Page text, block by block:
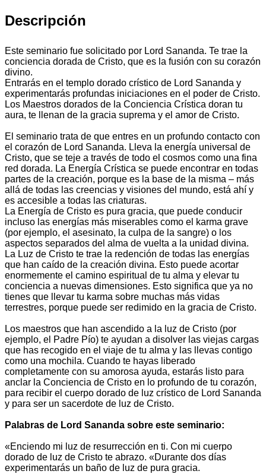
Descripción
Este seminario fue solicitado por Lord Sananda. Te trae la
conciencia dorada de Cristo, que es la fusión con su corazón
divino.
Entrarás en el templo dorado crístico de Lord Sananda y
experimentarás profundas iniciaciones en el poder de Cristo.
Los Maestros dorados de la Conciencia Crística doran tu
aura, te llenan de la gracia suprema y el amor de Cristo.
El seminario trata de que entres en un profundo contacto con
el corazón de Lord Sananda. Lleva la energía universal de
Cristo, que se teje a través de todo el cosmos como una fina
red dorada. La Energía Crística se puede encontrar en todas
partes de la creación, porque es la base de la misma – más
allá de todas las creencias y visiones del mundo, está ahí y
es accesible a todas las criaturas.
La Energía de Cristo es pura gracia, que puede conducir
incluso las energías más miserables como el karma grave
(por ejemplo, el asesinato, la culpa de la sangre) o los
aspectos separados del alma de vuelta a la unidad divina.
La Luz de Cristo te trae la redención de todas las energías
que han caído de la creación divina. Esto puede acortar
enormemente el camino espiritual de tu alma y elevar tu
conciencia a nuevas dimensiones. Esto significa que ya no
tienes que llevar tu karma sobre muchas más vidas
terrestres, porque puede ser redimido en la gracia de Cristo.
Los maestros que han ascendido a la luz de Cristo (por
ejemplo, el Padre Pío) te ayudan a disolver las viejas cargas
que has recogido en el viaje de tu alma y las llevas contigo
como una mochila. Cuando te hayas liberado
completamente con su amorosa ayuda, estarás listo para
anclar la Conciencia de Cristo en lo profundo de tu corazón,
para recibir el cuerpo dorado de luz crístico de Lord Sananda
y para ser un sacerdote de luz de Cristo.
Palabras de Lord Sananda sobre este seminario:
«Enciendo mi luz de resurrección en ti. Con mi cuerpo
dorado de luz de Cristo te abrazo. «Durante dos días
experimentarás un baño de luz de pura gracia.